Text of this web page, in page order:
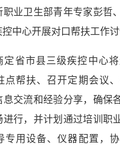
职业卫生部青年专家彭哲
中心开展对口帮扶工作讨
定省市县三级疾控中心
点帮扶、召开定期会议
息交流和经验分享，确保
进行，并计划通过培训职
专用设备、仪器配置，